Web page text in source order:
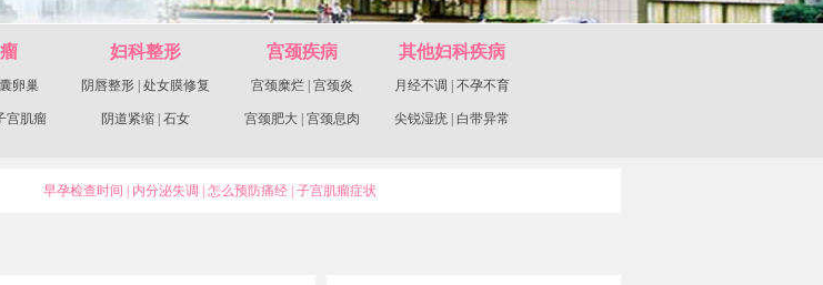
卵巢
宫肌瘤
妇科整形
阴唇整形 处女膜修复
阴道紧缩 石女
宫颈疾病
宫颈糜烂 宫颈炎
宫颈肥大 宫颈息肉
其他妇科疾病
月经不调 不孕不育
尖锐湿疣 白带异常
早孕检查时间 内分泌失调 怎么预防痛经 子宫肌瘤症状